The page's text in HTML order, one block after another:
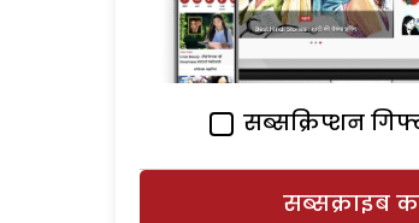
सब्सक्रिप्शन
सब्सक्राइब